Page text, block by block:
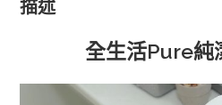
數
描述
全生活Pure純